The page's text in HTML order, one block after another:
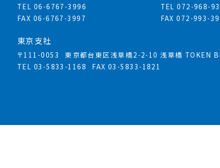
TEL 06-6767-3996
FAX 06-6767-3997
TEL 072-968-
FAX 072-993-
東京支社
〒111-0053
東京都台東区浅草橋2-2-10 浅草橋 TOKEN
TEL 03-5833-1168
FAX 03-5833-1821